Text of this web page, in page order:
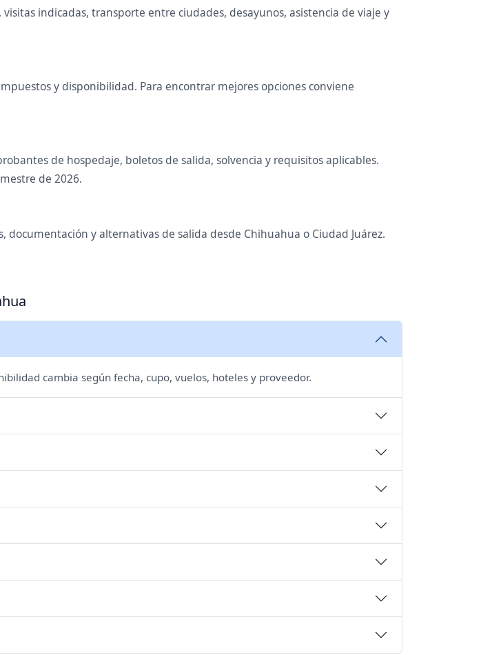
indicadas, transporte entre ciudades, desayunos, asistencia de viaje y
y disponibilidad. Para encontrar mejores opciones conviene
de hospedaje, boletos de salida, solvencia y requisitos aplicables.
de 2026.
y alternativas de salida desde Chihuahua o Ciudad Juárez.
cambia según fecha, cupo, vuelos, hoteles y proveedor.